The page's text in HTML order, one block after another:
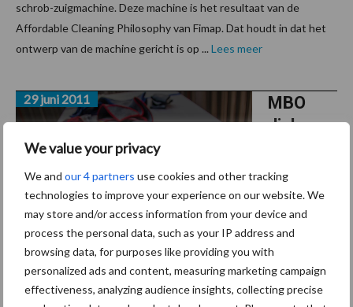
We value your privacy
We and our 4 partners use cookies and other tracking
technologies to improve your experience on our website. We
may store and/or access information from your device and
process the personal data, such as your IP address and
browsing data, for purposes like providing you with
personalized ads and content, measuring marketing campaign
effectiveness, analyzing audience insights, collecting precise
schrob-zuigmachine. Deze machine is het resultaat van de
Affordable Cleaning Philosophy van Fimap. Dat houdt in dat het
ontwerp van de machine gericht is op ...Lees meer
MBO
diploma
Friese
leerlinge
n
29 juni 2011
Onlangs ontvi
ng in Heerenveen de eerste groep van twaalf leerlingen van het
Friesland College het mbo-diploma Medewerker Schoonmaak en